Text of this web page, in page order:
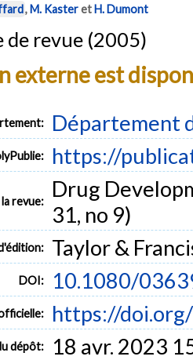
,M. KasteretH. Dumont
revue (2005)
externe est
Département
https://
revue:
Drug
31, no 9)
Taylor &
DOI: 10.1080/
https://
dépôt: 18 avr. 2023